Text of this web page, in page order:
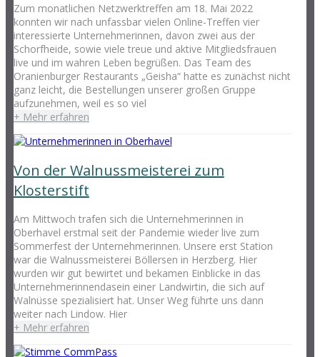
Zum monatlichen Netzwerktreffen am 18. Mai 2022
konnten wir nach unfassbar vielen Online-Treffen vier
interessierte Unternehmerinnen, davon zwei aus der
Schorfheide, sowie viele treue und aktive Mitgliedsfrauen
live und im wahren Leben begrüßen. Das Team des
Oranienburger Restaurants „Geisha“ hatte es zunächst nicht
ganz leicht, die Bestellungen unserer großen Gruppe
aufzunehmen, weil es so viel
+ Mehr erfahren
Von der Walnussmeisterei zum
Klosterstift
Am Mittwoch trafen sich die Unternehmerinnen in
Oberhavel erstmal seit der Pandemie wieder live zum
Sommerfest der Unternehmerinnen. Unsere erst Station
war die Walnussmeisterei Böllersen in Herzberg. Hier
wurden wir gut bewirtet und bekamen Einblicke in das
Unternehmerinnendasein einer Landwirtin, die sich auf
Walnüsse spezialisiert hat. Unser Weg führte uns dann
weiter nach Lindow. Hier
+ Mehr erfahren